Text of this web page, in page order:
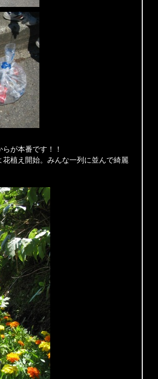
が本番です！！
植え開始。みんな一列に並んで綺麗